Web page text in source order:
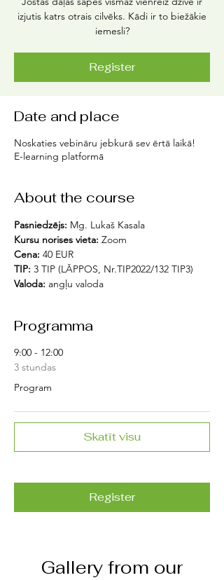
izjutis katrs otrais cilvēks. Kādi ir to biežākie
iemesli?
Register
Date and place
Noskaties vebināru jebkurā sev ērtā laikā!
E-learning platformā
About the course
Pasniedzējs: Mg. Lukaš Kasala
Kursu norises vieta: Zoom
Cena: 40 EUR
TIP: 3 TIP (LĀPPOS, Nr.TIP2022/132 TIP3)
Valoda: angļu valoda
Programma
9:00 - 12:00
3 stundas
Program
Skatīt visu
Register
Gallery from our